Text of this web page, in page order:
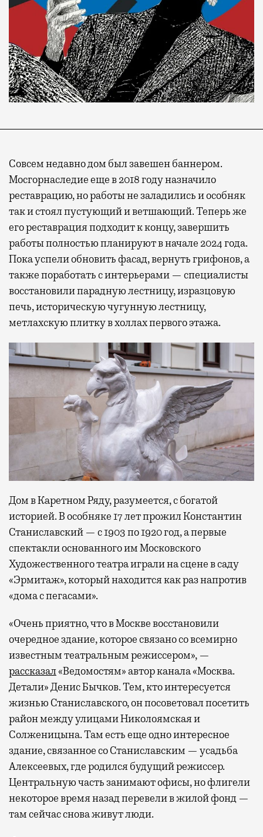
Совсем недавно дом был завешен баннером.
Мосгорнаследие еще в 2018 году назначило
реставрацию, но работы не заладились и особняк
так и стоял пустующий и ветшающий. Теперь же
его реставрация подходит к концу, завершить
работы полностью планируют в начале 2024 года.
Пока успели обновить фасад, вернуть грифонов, а
также поработать с интерьерами — специалисты
восстановили парадную лестницу, изразцовую
печь, историческую чугунную лестницу,
метлахскую плитку в холлах первого этажа.
Дом в Каретном Ряду, разумеется, с богатой
историей. В особняке 17 лет прожил Константин
Станиславский — с 1903 по 1920 год, а первые
спектакли основанного им Московского
Художественного театра играли на сцене в саду
«Эрмитаж», который находится как раз напротив
«дома с пегасами».
«Очень приятно, что в Москве восстановили
очередное здание, которое связано со всемирно
известным театральным режиссером», —
рассказал«Ведомостям» автор канала «Москва.
Детали» Денис Бычков. Тем, кто интересуется
жизнью Станиславского, он посоветовал посетить
район между улицами Николоямская и
Солженицына. Там есть еще одно интересное
здание, связанное со Станиславским — усадьба
Алексеевых, где родился будущий режиссер.
Центральную часть занимают офисы, но флигели
некоторое время назад перевели в жилой фонд —
там сейчас снова живут люди.